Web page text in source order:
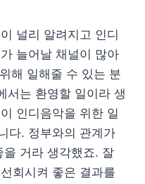
널리 알려지고 인디
늘어날 채널이 많아
해 일해줄 수 있는 분
서는 환영할 일이라 생
인디음악을 위한 일
다. 정부와의 관계가
거라 생각했죠. 잘
회시켜 좋은 결과를